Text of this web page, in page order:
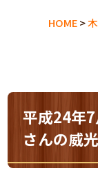
HOME>
平成24
さんの威光